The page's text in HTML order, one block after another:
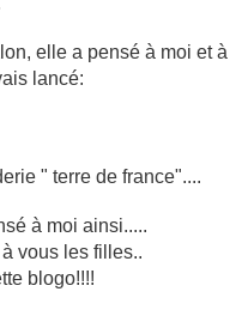
elle a pensé à moi et à
lancé:
" terre de france"....
à moi ainsi.....
vous les filles..
blogo!!!!